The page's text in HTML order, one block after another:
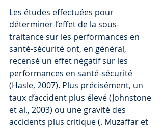
Les études effectuées pour
déterminer l’effet de la sous-
traitance sur les performances en
santé-sécurité ont, en général,
recensé un effet négatif sur les
performances en santé-sécurité
(Hasle, 2007). Plus précisément, un
taux d’accident plus élevé (Johnstone
et al., 2003) ou une gravité des
accidents plus critique (. Muzaffar et